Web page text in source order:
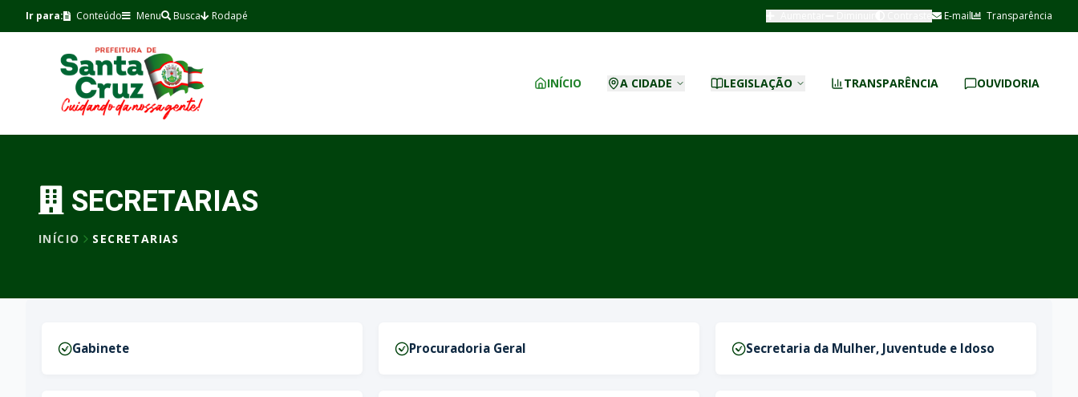
Ir para: Conteúdo Menu Busca Rodapé E-mail Transparência
INÍCIO A CIDADE LEGISLAÇÃO TRANSPARÊNCIA OUVIDORIA
SECRETARIAS
INÍCIO SECRETARIAS
Gabinete Procuradoria Geral Secretaria da Mulher, Juventude e Idoso